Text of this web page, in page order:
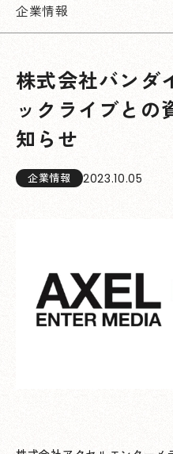
企業情報
株式会社バンダ
ックライブとの
知らせ
企業情報 2023.10.05